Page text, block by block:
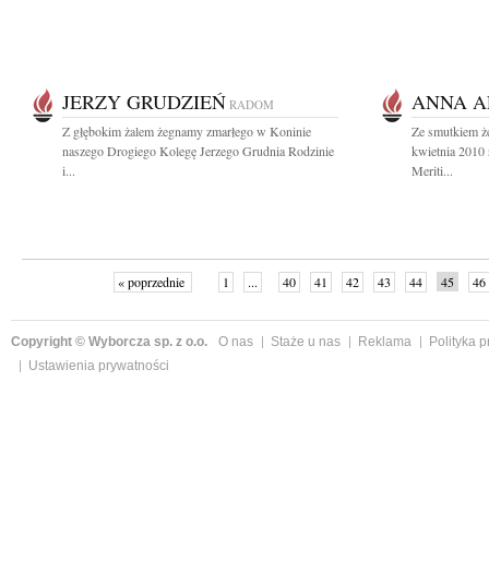
JERZY GRUDZIEŃ RADOM
Z głębokim żalem żegnamy zmarłego w Koninie
naszego Drogiego Kolegę Jerzego Grudnia Rodzinie
i...
ANNA
Ze smutkiem
kwietnia 2010
Meriti...
« poprzednie 1 ... 40 41 42 43 44 45 46
Copyright © Wyborcza sp. z o.o. O nas Staże u nas Reklama
Polityka
Ustawienia prywatności